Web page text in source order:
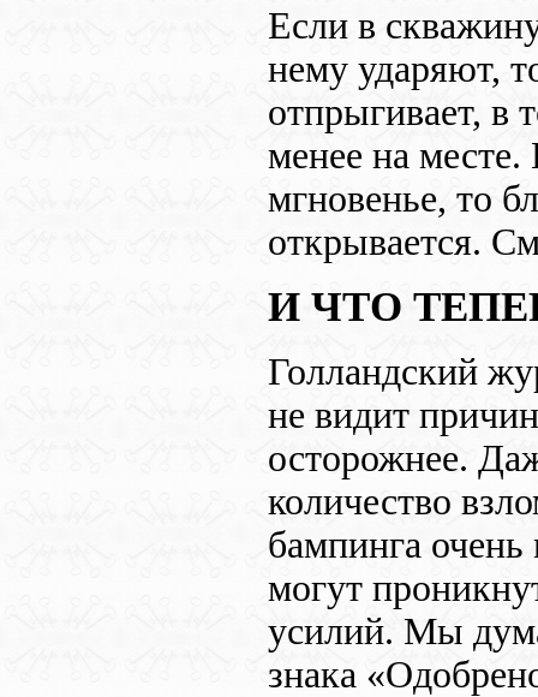
Если в
нему ударяют,
отпрыгивает, в
менее на
мгновенье, то
открывается.
И ЧТО
Голландский
не видит
осторожнее.
количество
бампинга
могут
усилий. Мы
знака